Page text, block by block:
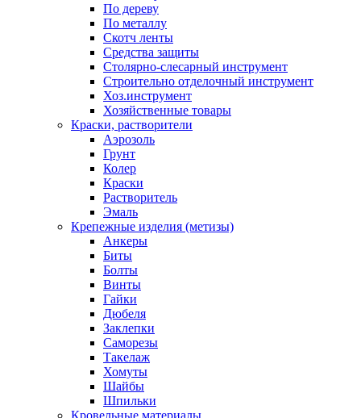
По дереву
По металлу
Скотч ленты
Средства защиты
Столярно-слесарный инструмент
Строительно отделочный инструмент
Хоз.инструмент
Хозяйственные товары
Краски, растворители
Аэрозоль
Грунт
Колер
Краски
Растворитель
Эмаль
Крепежные изделия (метизы)
Анкеры
Биты
Болты
Винты
Гайки
Дюбеля
Заклепки
Саморезы
Такелаж
Хомуты
Шайбы
Шпильки